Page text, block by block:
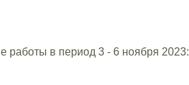
в период 3 - 6 ноября 2023: